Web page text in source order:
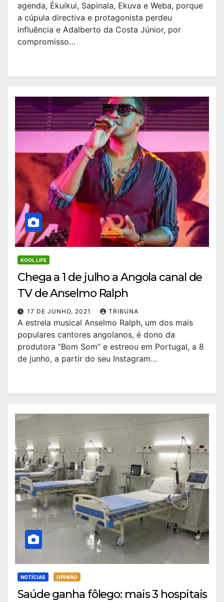
agenda, Ékuikui, Sapinala, Ekuva e Weba, porque
a cúpula directiva e protagonista perdeu
influência e Adalberto da Costa Júnior, por
compromisso…
KOOL LIFE
Chega a 1 de julho a Angola canal de
TV de Anselmo Ralph
17 DE JUNHO, 2021 TRIBUNA
A estrela musical Anselmo Ralph, um dos mais
populares cantores angolanos, é dono da
produtora “Bom Som” e estreou em Portugal, a 8
de junho, a partir do seu Instagram…
NOTÍCIAS OPINIÃO
Saúde ganha fôlego: mais 3 hospitais